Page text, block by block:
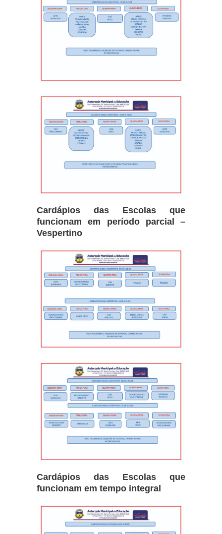
Cardápios das Escolas que
funcionam em período parcial –
Vespertino
Cardápios das Escolas que
funcionam em tempo integral